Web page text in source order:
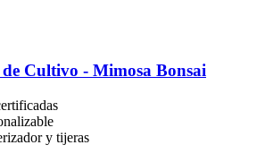
de Cultivo -​ Mimosa Bonsai
y tijeras